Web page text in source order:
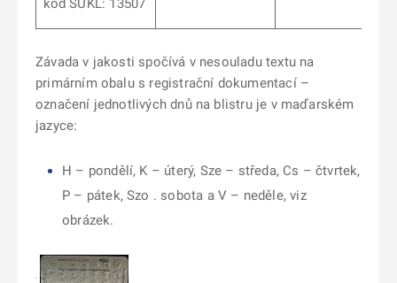
kód SÚKL: 13507
Závada v jakosti spočívá v nesouladu textu na
primárním obalu s registrační dokumentací –
označení jednotlivých dnů na blistru je v maďarském
jazyce:
H – pondělí, K – úterý, Sze – středa, Cs – čtvrtek,
P – pátek, Szo . sobota a V – neděle, viz
obrázek.